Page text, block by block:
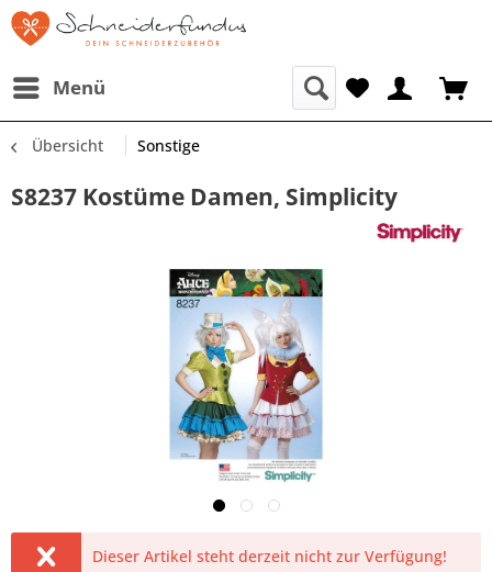
Menü
Übersicht Sonstige
S8237 Kostüme Damen, Simplicity
Dieser Artikel steht derzeit nicht zur Verfügung!